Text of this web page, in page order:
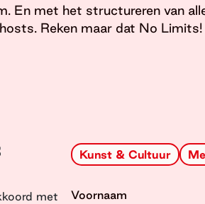
En met het structureren van
Reken maar dat No
met
Kunst & Cultuur
Voornaam